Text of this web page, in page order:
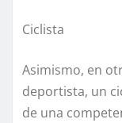
Ciclista
Asimismo, en
deportista, un
de una